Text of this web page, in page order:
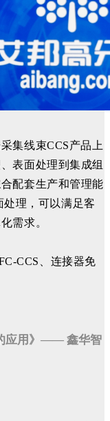
集线束CCS产品上
表面处理到集成组
配套生产和管理能
处理，可以满足客
需求。
CCS、连接器免
应用》—— 鑫华智